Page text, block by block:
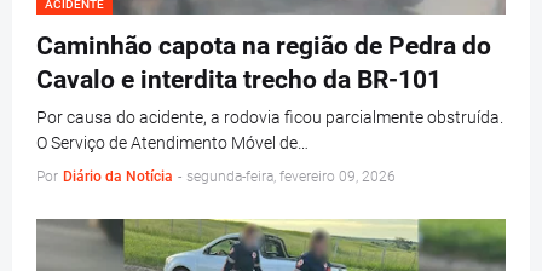
ACIDENTE
Caminhão capota na região de Pedra do
Cavalo e interdita trecho da BR-101
Por causa do acidente, a rodovia ficou parcialmente obstruída.
O Serviço de Atendimento Móvel de…
Por Diário da Notícia - segunda-feira, fevereiro 09, 2026